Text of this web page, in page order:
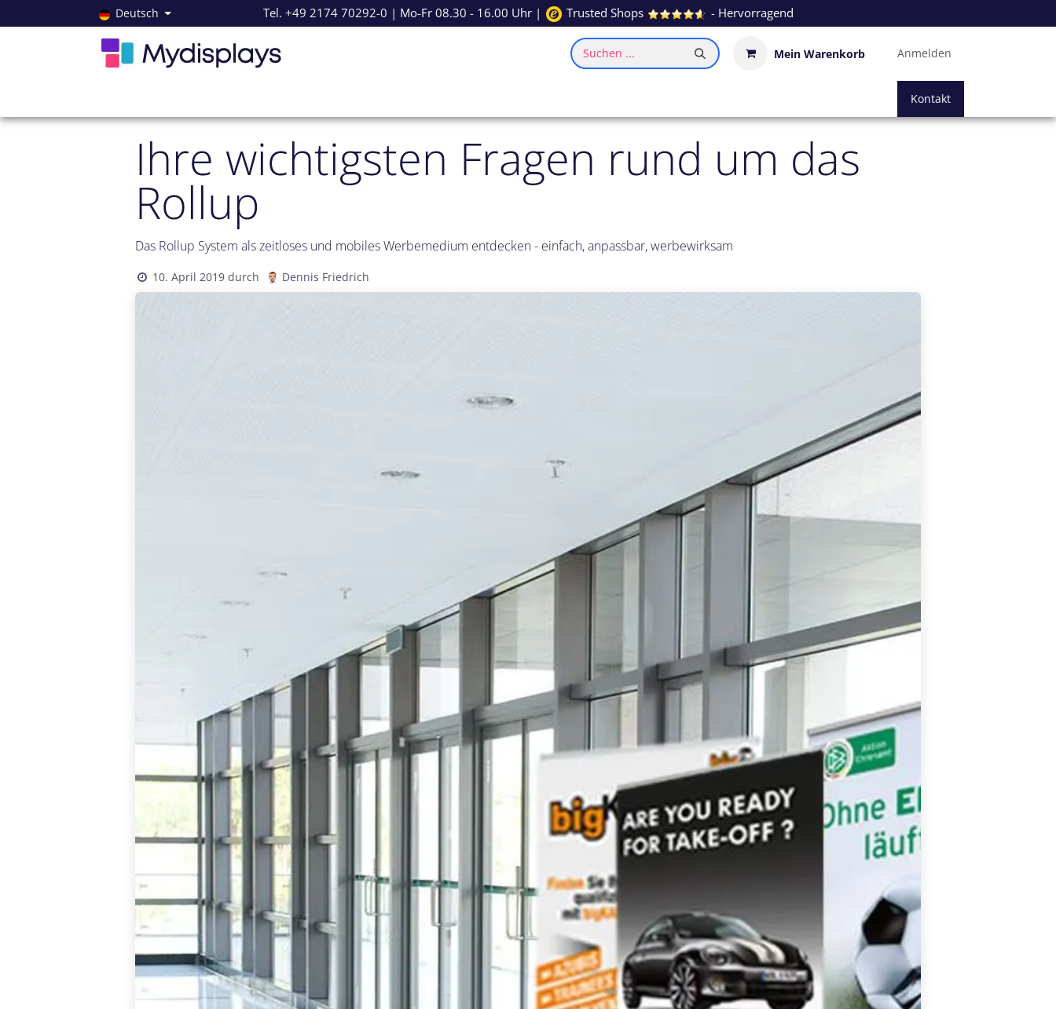
Zum Inhalt springen Deutsch Tel. +49 2174 70292-0 | Mo-Fr 08.30 - 16.00 Uhr | Trusted Shops - Hervorragend
Suchen ... Mein Warenkorb Anmelden
Kontakt
Ihre wichtigsten Fragen rund um das
Rollup
Das Rollup System als zeitloses und mobiles Werbemedium entdecken - einfach, anpassbar, werbewirksam
10. April 2019 durch Dennis Friedrich